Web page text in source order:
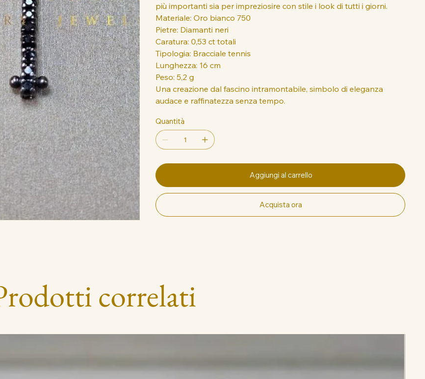
più importanti sia per impreziosire con stile i look di tutti i giorni.
Materiale: Oro bianco 750
Pietre: Diamanti neri
Caratura: 0,53 ct totali
Tipologia: Bracciale tennis
Lunghezza: 16 cm
Peso: 5,2 g
Una creazione dal fascino intramontabile, simbolo di eleganza
audace e raffinatezza senza tempo.
Quantità
Aggiungi al carrello
Acquista ora
correlati